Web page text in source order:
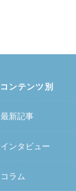
コンテンツ別
最新記事
インタビュー
コラム